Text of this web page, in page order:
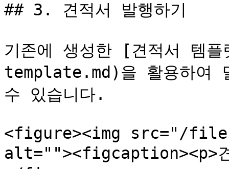
## 3. 견적서 발행하기
기존에 생성한 [견적서
template.md)을 활용하여
수 있습니다.
<figure><img src="/files/
alt=""><figcaption><p>